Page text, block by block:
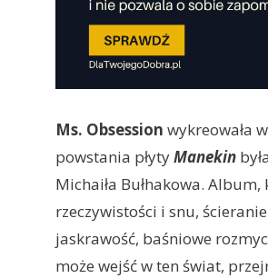
Ms. Obsession wykreowała
powstania płytyManekin
Michaiła Bułhakowa.
rzeczywistości i snu,
jaskrawość, baśniowe
może wejść w ten świat,